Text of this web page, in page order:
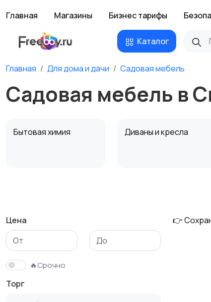
Главная Магазины Бизнес тарифы
Каталог
Главная Для дома и дачи Садовая мебель
Садовая мебель в
Бытовая химия Диваны и кресла
Столы и стулья Текстиль и ковры
Цена
🔥Срочно
Торг
👉